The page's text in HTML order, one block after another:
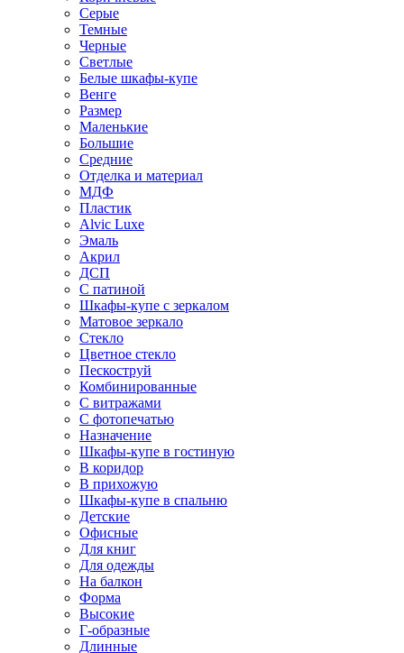
Серые
Темные
Черные
Светлые
Белые шкафы-купе
Венге
Размер
Маленькие
Большие
Средние
Отделка и материал
МДФ
Пластик
Alvic Luxe
Эмаль
Акрил
ДСП
С патиной
Шкафы-купе с зеркалом
Матовое зеркало
Стекло
Цветное стекло
Пескоструй
Комбинированные
С витражами
С фотопечатью
Назначение
Шкафы-купе в гостиную
В коридор
В прихожую
Шкафы-купе в спальню
Детские
Офисные
Для книг
Для одежды
На балкон
Форма
Высокие
Г-образные
Длинные